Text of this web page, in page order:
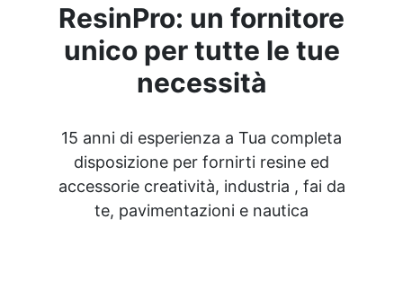
ResinPro: un fornitore
unico per tutte le tue
necessità
15 anni di esperienza a Tua completa
disposizione per fornirti resine ed
accessorie creatività, industria , fai da
te, pavimentazioni e nautica